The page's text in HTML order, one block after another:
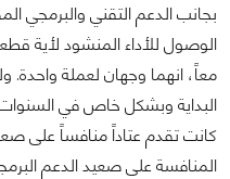
بجانب الدعم التقني والبرمجي
الوصول للأداء المنشود لأية
البداية وبشكل خاص في السنوات
كانت تقدم عتاداً منافساً على
المنافسة على صعيد الدعم